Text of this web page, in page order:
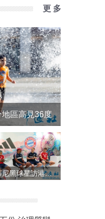
更 多
區高見36度
拜仁慕尼黑球星訪港 與球迷近距離互動